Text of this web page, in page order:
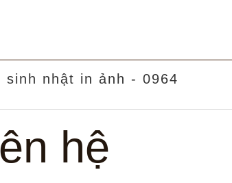
sinh nhật in ảnh - 0964
hệ